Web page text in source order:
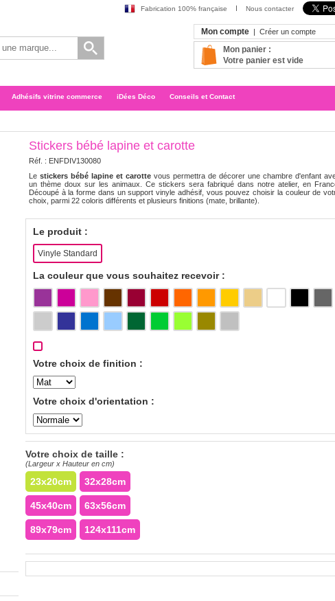
Fabrication 100% française Nous contacter
Mon compte | Créer un compte
Mon panier :
Votre panier est vide
Adhésifs vitrine commerce iDées Déco Conseils et Contact
Stickers bébé lapine et carotte
Réf. : ENFDIV130080
Le stickers bébé lapine et carotte vous permettra de décorer une chambre d'enfant
un thème doux sur les animaux. Ce stickers sera fabriqué dans notre atelier, en
Découpé à la forme dans un support vinyle adhésif, vous pouvez choisir la couleur de
choix, parmi 22 coloris différents et plusieurs finitions (mate, brillante).
Le produit :
Vinyle Standard
La couleur que vous souhaitez recevoir :
Votre choix de finition :
Votre choix d'orientation :
Votre choix de taille :
(Largeur x Hauteur en cm)
23x20cm 32x28cm
45x40cm 63x56cm
89x79cm 124x111cm